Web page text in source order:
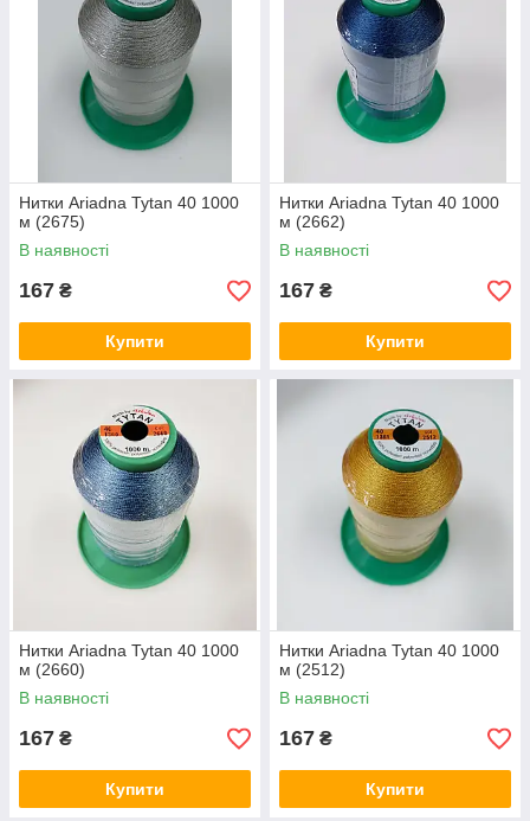
Нитки Ariadna Tytan 40 1000
м (2675)
В наявності
167 ₴
Купити
Нитки Ariadna Tytan 40 1000
м (2662)
В наявності
167 ₴
Купити
Нитки Ariadna Tytan 40 1000
м (2660)
В наявності
167 ₴
Купити
Нитки Ariadna Tytan 40 1000
м (2512)
В наявності
167 ₴
Купити